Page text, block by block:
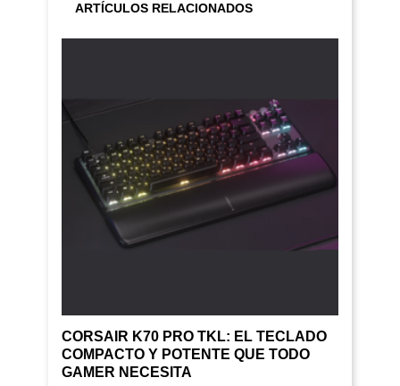
ARTÍCULOS RELACIONADOS
CORSAIR K70 PRO TKL: EL TECLADO
COMPACTO Y POTENTE QUE TODO
GAMER NECESITA